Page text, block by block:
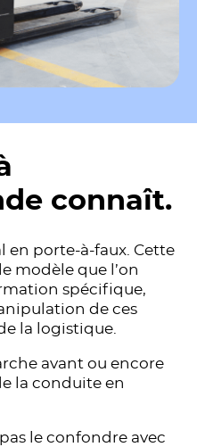
connaît.
en porte-à-faux. Cette
modèle que l’on
spécifique,
de ces
la logistique.
avant ou encore
la conduite en
le confondre avec